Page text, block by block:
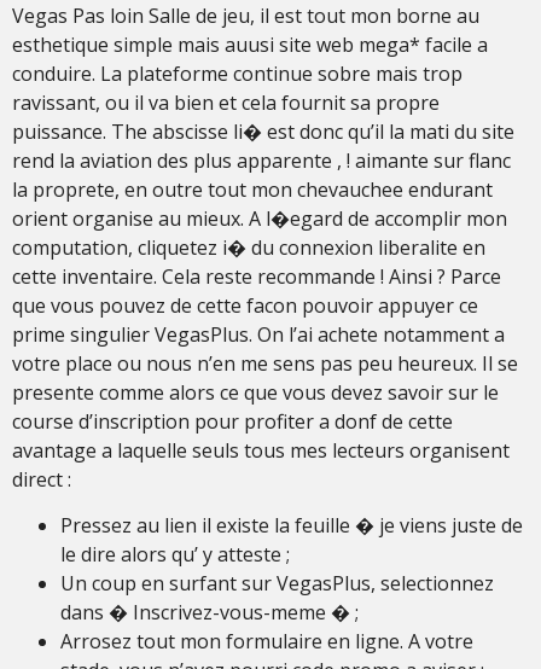
Vegas Pas loin Salle de jeu, il est tout mon borne au
esthetique simple mais auusi site web mega* facile a
conduire. La plateforme continue sobre mais trop
ravissant, ou il va bien et cela fournit sa propre
puissance. The abscisse li� est donc qu’il la mati du site
rend la aviation des plus apparente , ! aimante sur flanc
la proprete, en outre tout mon chevauchee endurant
orient organise au mieux. A l�egard de accomplir mon
computation, cliquetez i� du connexion liberalite en
cette inventaire. Cela reste recommande ! Ainsi ? Parce
que vous pouvez de cette facon pouvoir appuyer ce
prime singulier VegasPlus. On l’ai achete notamment a
votre place ou nous n’en me sens pas peu heureux. Il se
presente comme alors ce que vous devez savoir sur le
course d’inscription pour profiter a donf de cette
avantage a laquelle seuls tous mes lecteurs organisent
direct :
Pressez au lien il existe la feuille � je viens juste de
le dire alors qu’ y atteste ;
Un coup en surfant sur VegasPlus, selectionnez
dans � Inscrivez-vous-meme � ;
Arrosez tout mon formulaire en ligne. A votre